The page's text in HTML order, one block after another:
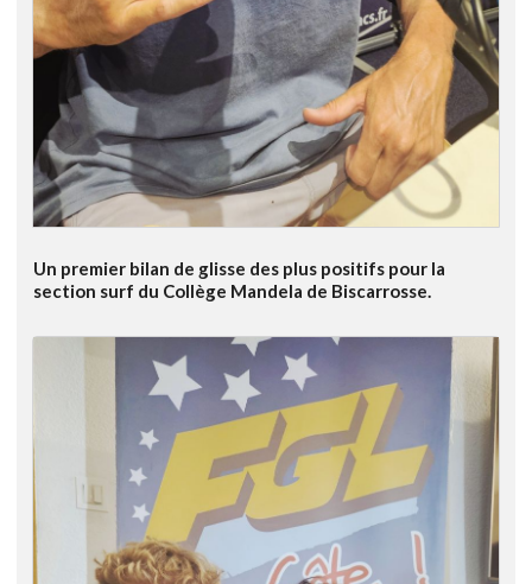
Un premier bilan de glisse des plus positifs pour la
section surf du Collège Mandela de Biscarrosse.